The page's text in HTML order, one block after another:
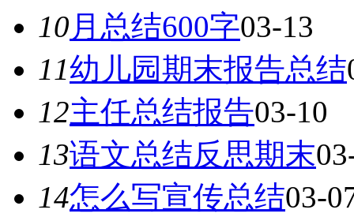
10月总结600字03-13
11幼儿园期末报告总结
12主任总结报告03-10
13语文总结反思期末
14怎么写宣传总结03-